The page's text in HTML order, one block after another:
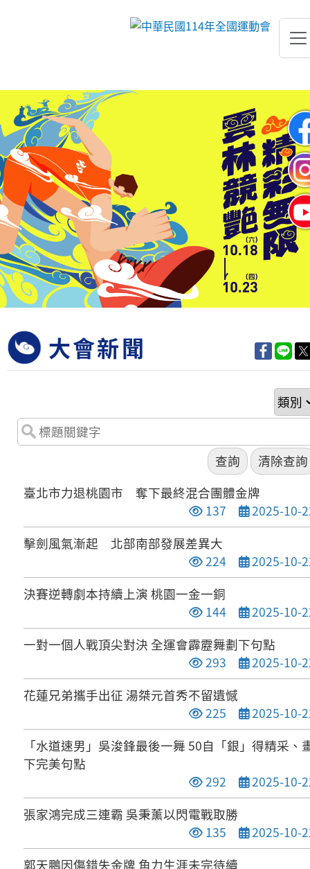
跳到主要內容
大會新聞
臺北市力退桃園市 奪下最終混合團體金牌
點閱次數
137 發布日期
2025-10-
擊劍風氣漸起 北部南部發展差異大
點閱次數
224 發布日期
2025-10-
決賽逆轉劇本持續上演 桃園一金一銅
點閱次數
144 發布日期
2025-10-
一對一個人戰頂尖對決 全運會霹靂舞劃下句點
點閱次數
293 發布日期
2025-10-
花蓮兄弟攜手出征 湯桀元首秀不留遺憾
點閱次數
225 發布日期
2025-10-
「水道速男」吳浚鋒最後一舞 50自「銀」得精采、
下完美句點
點閱次數
292 發布日期
2025-10-
張家鴻完成三連霸 吳秉薰以閃電戰取勝
點閱次數
135 發布日期
2025-10-
郭天鵬因傷錯失金牌 角力生涯未完待續